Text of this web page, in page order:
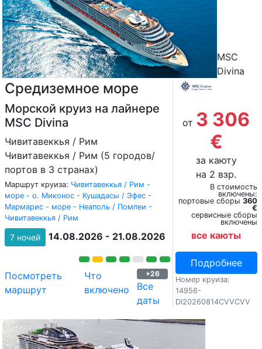
MSC
Divina
Средиземное море
Морской круиз на лайнере
MSC Divina
Чивитавеккья / Рим
Чивитавеккья / Рим (5 городов/
портов в 3 странах)
Маршрут круиза: Чивитавеккья / Рим -
море - о. Миконос - Кушадасы / Эфес -
Мармарис - море - Неаполь / Помпеи -
Чивитавеккья / Рим
7 ночей 14.08.2026 - 21.08.2026
Посмотреть
маршрут
Что
включено
+26
Все
даты
от 3 306
€
за каюту
на 2 взр.
В стоимость
включены:
портовые сборы 360
€
сервисные сборы
включены
все каюты
Подробнее
Номер круиза:
14956-
DI20260814CVVCVV